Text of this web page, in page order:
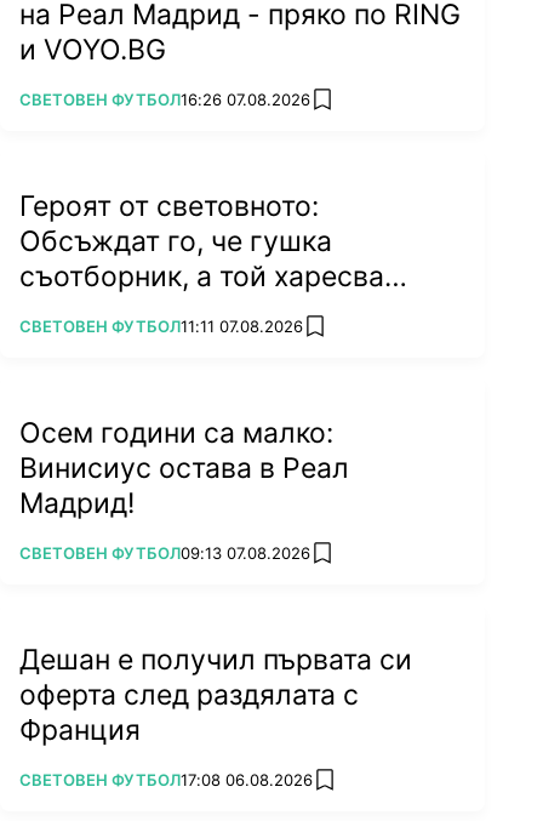
на Реал Мадрид - пряко по RING
и VOYO.BG
ПОВЕЧЕ ОТ
СВЕТОВЕН ФУТБОЛ16:26 07.08.2026 add favorites
Героят от световното:
Обсъждат го, че гушка
съотборник, а той харесва
бившата на колега
ПОВЕЧЕ ОТ
СВЕТОВЕН ФУТБОЛ11:11 07.08.2026 add favorites
Осем години са малко:
Винисиус остава в Реал
Мадрид!
ПОВЕЧЕ ОТ
СВЕТОВЕН ФУТБОЛ09:13 07.08.2026 add favorites
Дешан е получил първата си
оферта след раздялата с
Франция
ПОВЕЧЕ ОТ
СВЕТОВЕН ФУТБОЛ17:08 06.08.2026 add favorites